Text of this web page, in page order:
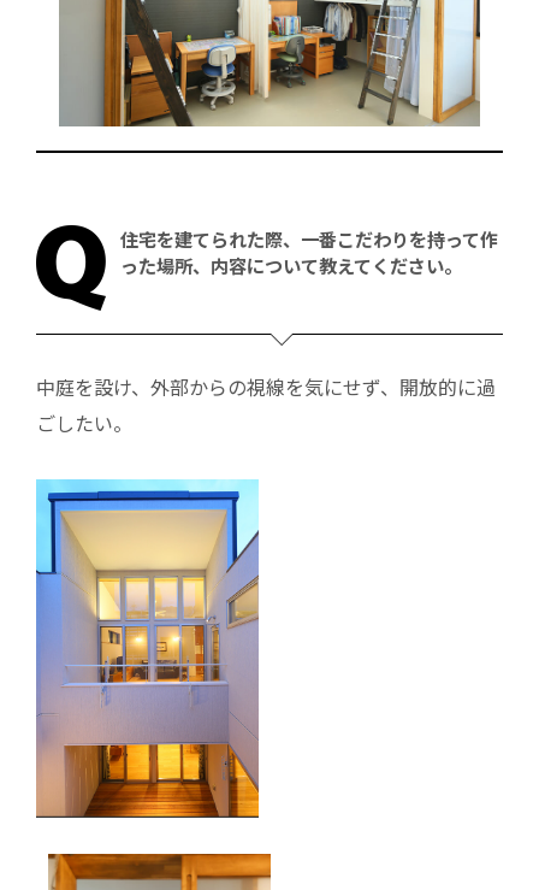
住宅を建てられた際、 一番こだわりを持って作
った場所、 内容について教えてください。
中庭を設け、外部からの視線を気にせず、開放的に過
ごしたい。